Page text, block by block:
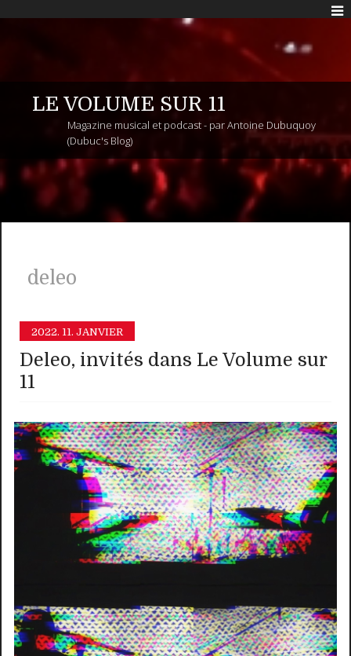
LE VOLUME SUR 11
Magazine musical et podcast - par Antoine Dubuquoy
(Dubuc's Blog)
deleo
2022. 11. JANVIER
Deleo, invités dans Le Volume sur
11